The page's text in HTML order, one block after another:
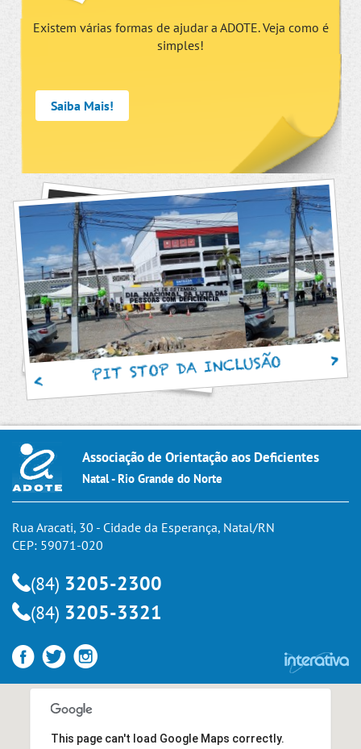
Existem várias formas de ajudar a ADOTE. Veja como é
simples!
Saiba Mais!
PIT STOP DA INCLUSÃO
Associação de Orientação aos Deficientes
Natal - Rio Grande do Norte
Rua Aracati, 30 - Cidade da Esperança, Natal/RN
CEP: 59071-020
(84) 3205-2300
(84) 3205-3321
This page can't load Google Maps correctly.